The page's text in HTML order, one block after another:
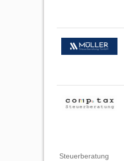
Steuerberatung